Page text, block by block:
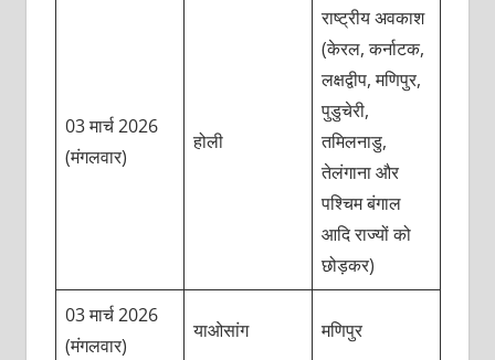
03 मार्च 2026
(मंगलवार)
होली
राष्ट्रीय अवकाश
(केरल, कर्नाटक,
लक्षद्वीप, मणिपुर,
पुडुचेरी,
तमिलनाडु,
तेलंगाना और
पश्चिम बंगाल
आदि राज्यों को
छोड़कर)
03 मार्च 2026
(मंगलवार)
याओसांग मणिपुर